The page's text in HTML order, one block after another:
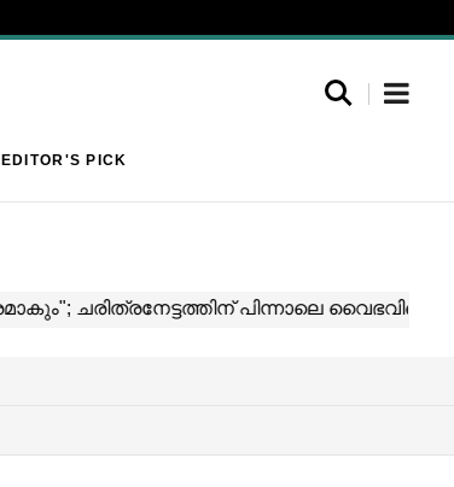
EDITOR'S PICK